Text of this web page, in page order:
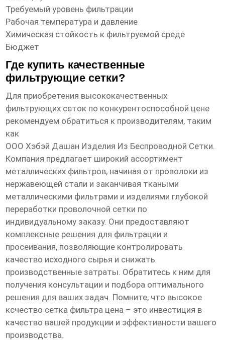
Требуемый уровень фильтрации
Рабочая температура и давление
Химическая стойкость к фильтруемой среде
Бюджет
Где купить качественные
фильтрующие сетки?
Для приобретения высококачественных
фильтрующих сеток по конкурентоспособной цене
рекомендуем обратиться к производителям, таким
как
ООО Хэбэй Дашан Изделия Из Беспроводной Сетки.
Компания предлагает широкий ассортимент
металлических фильтров, начиная от проволоки из
нержавеющей стали и заканчивая ткаными
металлическими фильтрами и изделиями глубокой
переработки проволочной сетки по
индивидуальному заказу. Они предоставляют
комплексные решения для фильтрации и
просеивания, позволяющие контролировать
качество исходного сырья и снижать
производственные затраты. Обратитесь к ним для
получения консультации и подбора оптимального
решения для ваших задач. Помните, что высокое
ксчество сетка фильтра цена – это инвестиция в
качество вашей продукции и эффективности вашего
производства.